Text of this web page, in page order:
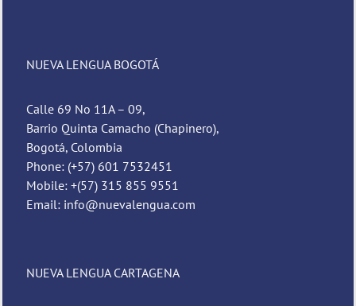
NUEVA LENGUA BOGOTÁ
Calle 69 No 11A – 09,
Barrio Quinta Camacho (Chapinero),
Bogotá, Colombia
Phone: (+57) 601 7532451
Mobile: +(57) 315 855 9551
Email: info@nuevalengua.com
NUEVA LENGUA CARTAGENA